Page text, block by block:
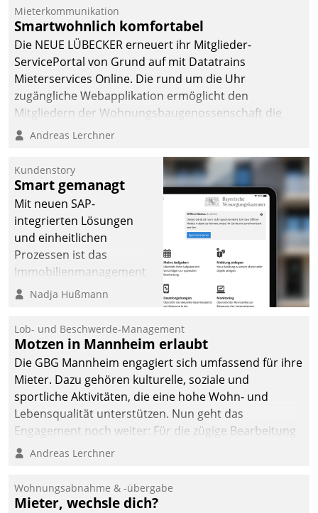
Datatrain ermöglicht
automatisiert ausgelöste,
zielgerichtete
Mieterbefragungen – eine
starke Grundlage für
intelligente,
Entscheidungen.
Mieterkommunikation
Smartwohnlich komfortabel
Die NEUE LÜBECKER erneuert ihr Mitglieder-
ServicePortal von Grund auf mit Datatrains
Mieterservices Online. Die rund um die Uhr
zugängliche Webapplikation ermöglicht den
Mitgliedern der Wohnungs­bau­genossenschaft die
Kontaktaufnahme per Smartphone, Tablet oder PC.
Andreas Lerchner
Kundenstory
Smart gemanagt
Mit neuen SAP-
integrierten Lösungen
und einheitlichen
Prozessen ist das
Immobilienmanagement
der Bayerischen
Ressort Kapitalanlage für
künftige Aufgaben und
Herausforderungen
gerüstet.
Nadja Hußmann
Lob- und Beschwerde-Management
Motzen in Mannheim erlaubt
Die GBG Mannheim engagiert sich umfassend für ihre
Mieter. Dazu gehören kulturelle, soziale und
sportliche Aktivitäten, die eine hohe Wohn- und
Lebensqualität unterstützen. Nun geht das
Engagement noch weiter: Für die zügige Bearbeitung
von Beschwerden – oder Lob – richtet das
und Beschwerde-Management einen eigenen Kanal
ein.
Andreas Lerchner
Wohnungsabnahme & -übergabe
Mieter, wechsle dich?